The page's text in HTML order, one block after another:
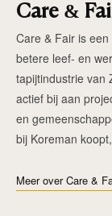
Care &
Care & Fair is
betere leef- en
tapijtindustrie van
actief bij aan
en
bij Koreman
Meer over Care &